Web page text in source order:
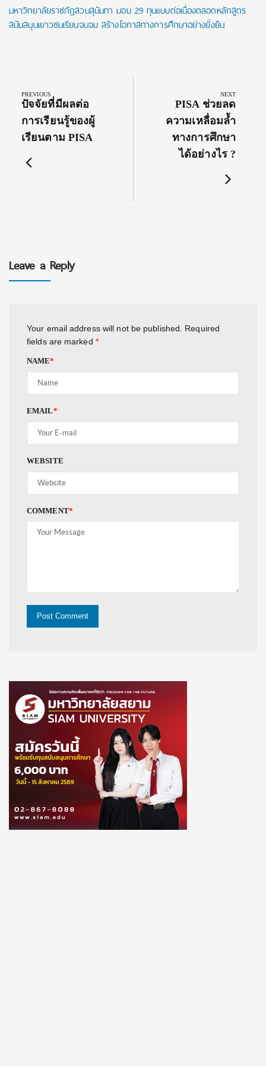
มหาวิทยาลัยราชภัฏสวนสุนันทา มอบ 29 ทุนแบบต่อเนื่องตลอดหลักสูตร
สนับสนุนเยาวชนเรียนจนจบ สร้างโอกาสทางการศึกษาอย่างยั่งยืน
navigation
PREVIOUS
Previous
Post:
ปัจจัยที่มีผลต่อ
การเรียนรู้ของผู้
เรียนตาม PISA
NEXT
Next
Post:
PISA ช่วยลด
ความเหลื่อมล้ำ
ทางการศึกษา
ได้อย่างไร ?
Leave a Reply
Your email address will not be published.
Required
fields are marked *
NAME*
EMAIL*
WEBSITE
COMMENT*